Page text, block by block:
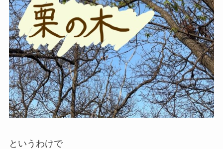
というわけで